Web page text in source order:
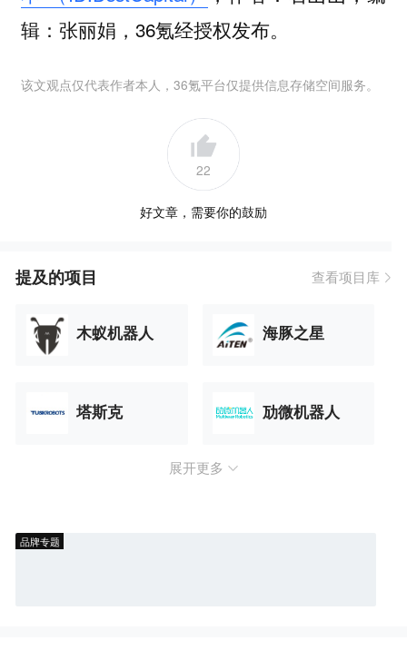
辑：张丽娟，36氪经授权发布。
该文观点仅代表作者本人，36氪平台仅提供信息存储空间服务。
22
好文章，需要你的鼓励
提及的项目 查看项目库
木蚁机器人 海豚之星
塔斯克 劢微机器人
展开更多
品牌专题